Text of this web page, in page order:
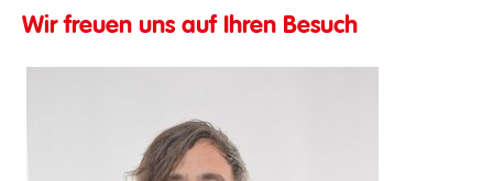
Wir freuen uns auf Ihren Besuch